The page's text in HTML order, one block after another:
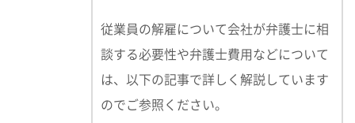
従業員の解雇について会社が弁護士に相
談する必要性や弁護士費用などについて
は、以下の記事で詳しく解説しています
のでご参照ください。